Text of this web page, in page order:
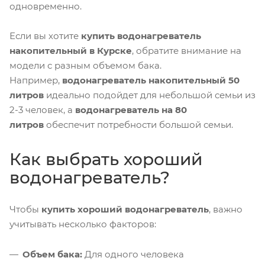
одновременно.
Если вы хотите купить водонагреватель
накопительный в Курске, обратите внимание на
модели с разным объемом бака.
Например, водонагреватель накопительный 50
литров идеально подойдет для небольшой семьи из
2-3 человек, а водонагреватель на 80
литров обеспечит потребности большой семьи.
Как выбрать хороший
водонагреватель?
Чтобы купить хороший водонагреватель, важно
учитывать несколько факторов:
Объем бака: Для одного человека